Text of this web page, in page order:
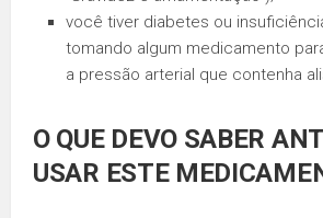
você tiver diabetes ou
tomando algum medicamento
a pressão arterial que contenha
O QUE DEVO SABER
USAR ESTE